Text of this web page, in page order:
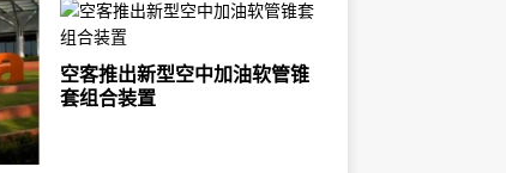
空客推出新型空中加油软管锥
套组合装置